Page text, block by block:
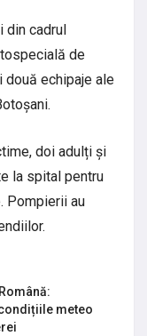
din cadrul
de
echipaje ale
doi adulți și
la spital pentru
Pompierii au
meteo